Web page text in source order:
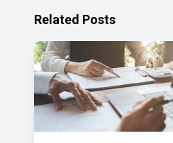
Related Posts